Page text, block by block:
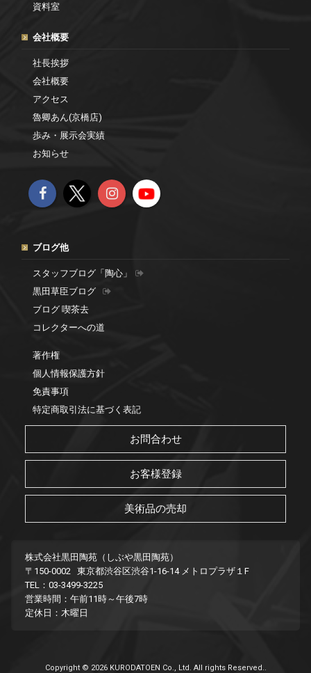
資料室
会社概要
社長挨拶
会社概要
アクセス
魯卿あん(京橋店)
歩み・展示会実績
お知らせ
ブログ他
スタッフブログ「陶心」
黒田草臣ブログ
ブログ 喫茶去
コレクターへの道
著作権
個人情報保護方針
免責事項
特定商取引法に基づく表記
お問合わせ
お客様登録
美術品の売却
株式会社黒田陶苑（しぶや黒田陶苑）
〒150-0002 東京都渋谷区渋谷1-16-14 メトロプラザ１F
TEL：03-3499-3225
営業時間：午前11時～午後7時
定休日：木曜日
Copyright © 2026 KURODATOEN Co., Ltd. All rights Reserved..